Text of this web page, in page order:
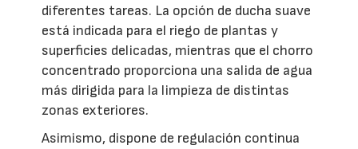
diferentes tareas. La opción de ducha suave
está indicada para el riego de plantas y
superficies delicadas, mientras que el chorro
concentrado proporciona una salida de agua
más dirigida para la limpieza de distintas
zonas exteriores.
Asimismo, dispone de regulación continua